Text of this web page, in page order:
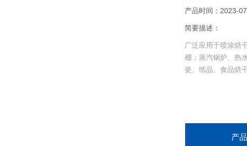
产品时间：2023-
简要描述：
广泛应用于喷涂烘
棚；蒸汽锅炉、热
瓷、纸品、食品烘
产